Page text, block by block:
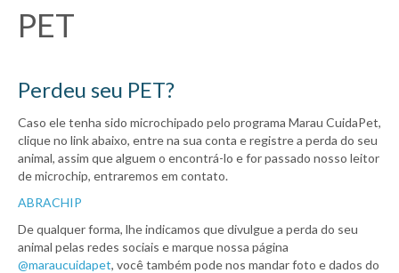
PET
Perdeu seu PET?
Caso ele tenha sido microchipado pelo programa Marau CuidaPet,
clique no link abaixo, entre na sua conta e registre a perda do seu
animal, assim que alguem o encontrá-lo e for passado nosso leitor
de microchip, entraremos em contato.
ABRACHIP
De qualquer forma, lhe indicamos que divulgue a perda do seu
animal pelas redes sociais e marque nossa página
@maraucuidapet, você também pode nos mandar foto e dados do